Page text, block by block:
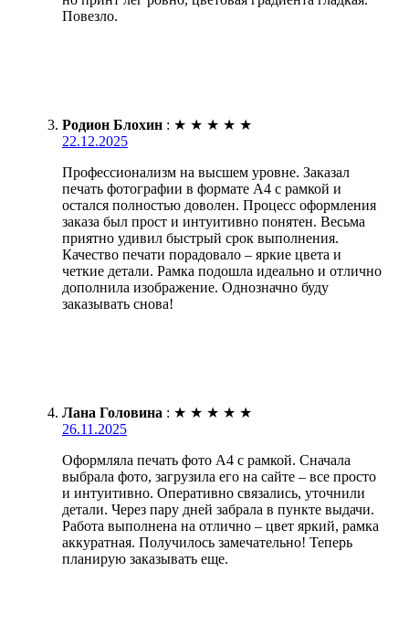
Повезло.
Родион Блохин : ★ ★ ★ ★ ★
22.12.2025
Профессионализм на высшем уровне. Заказал
печать фотографии в формате А4 с рамкой и
остался полностью доволен. Процесс оформления
заказа был прост и интуитивно понятен. Весьма
приятно удивил быстрый срок выполнения.
Качество печати порадовало – яркие цвета и
четкие детали. Рамка подошла идеально и отлично
дополнила изображение. Однозначно буду
заказывать снова!
Лана Головина : ★ ★ ★ ★ ★
26.11.2025
Оформляла печать фото А4 с рамкой. Сначала
выбрала фото, загрузила его на сайте – все просто
и интуитивно. Оперативно связались, уточнили
детали. Через пару дней забрала в пункте выдачи.
Работа выполнена на отлично – цвет яркий, рамка
аккуратная. Получилось замечательно! Теперь
планирую заказывать еще.